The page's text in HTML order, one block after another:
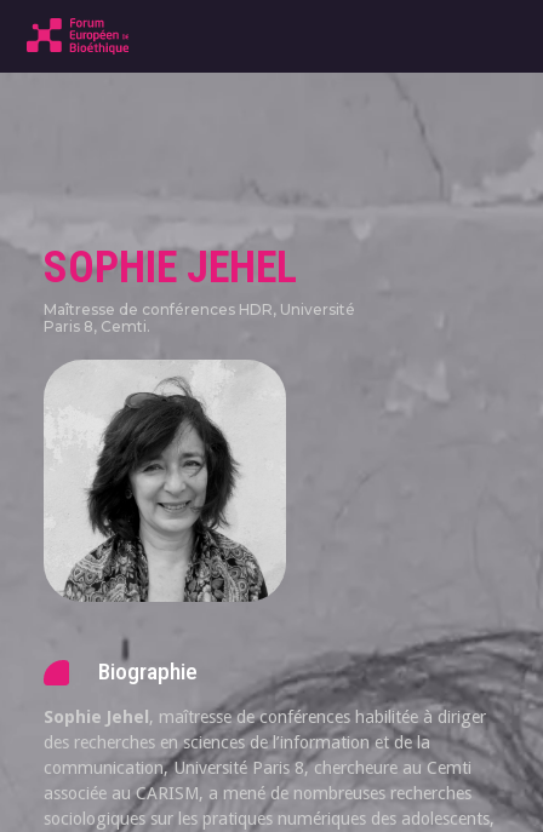
SOPHIE JEHEL
Maîtresse de conférences HDR, Université
Paris 8, Cemti.
Biographie
Sophie Jehel , maîtresse de conférences habilitée à diriger
des recherches en sciences de l’information et de la
communication, Université Paris 8, chercheure au Cemti
associée au CARISM, a mené de nombreuses recherches
sociologiques sur les pratiques numériques des adolescents,